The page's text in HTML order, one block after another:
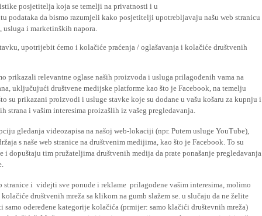
posjetitelja koja se temelji na privatnosti i u
podataka da bismo razumjeli kako posjetitelji upotrebljavaju našu web stranicu
usluga i marketinških napora.
upotrijebit ćemo i kolačiće praćenja / oglašavanja i kolačiće društvenih
prikazali relevantne oglase naših proizvoda i usluga prilagođenih vama na
uključujući društvene medijske platforme kao što je Facebook, na temelju
su prikazani proizvodi i usluge stavke koje su dodane u vašu košaru za kupnju i
strana i vašim interesima proizašlih iz vašeg pregledavanja.
gledanja videozapisa na našoj web-lokaciji (npr. Putem usluge YouTube),
s naše web stranice na društvenim medijima, kao što je Facebook. To su
dopuštaju tim pružateljima društvenih medija da prate ponašanje pregledavanja
i videjti sve ponude i reklame prilagođene vašim interesima, molimo
društvenih mreža sa klikom na gumb slažem se. u slučaju da ne želite
odeređene kategorije kolačića (prmijer: samo klačići društevnih mreža)